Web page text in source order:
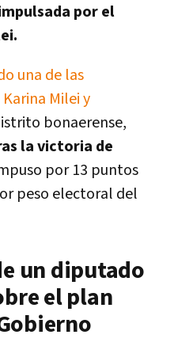
por el
una de las
Milei y
bonaerense,
la victoria de
por 13 puntos
peso electoral del
un diputado
el plan